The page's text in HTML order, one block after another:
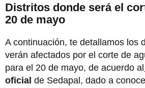
Distritos donde será el
20 de mayo
A continuación, te detallamos los
verán afectados por el corte de
para el 20 de mayo, de acuerdo al
oficial de Sedapal, dado a